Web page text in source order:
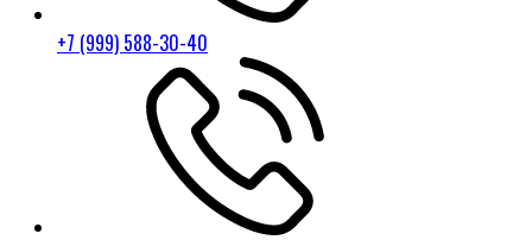
+7 (999) 588-30-40